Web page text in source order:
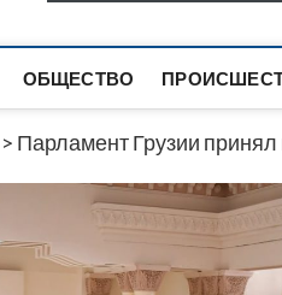
ОБЩЕСТВО
> Парламент Грузии